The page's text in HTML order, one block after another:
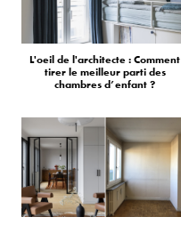
L'oeil de l'architecte : Comment
tirer le meilleur parti des
chambres d’enfant ?